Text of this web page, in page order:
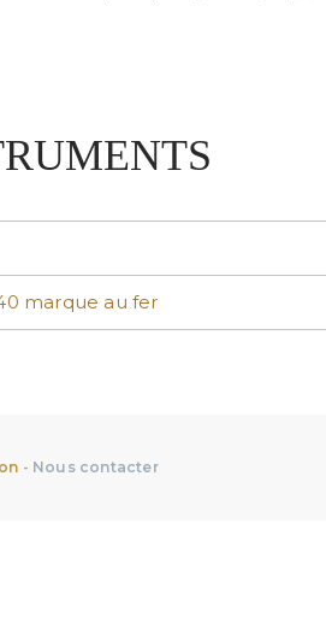
marque au fer
- Nous contacter